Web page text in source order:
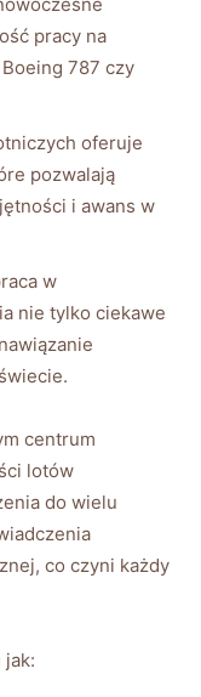
pracy na
787 czy
oferuje
pozwalają
i awans w
w
nie tylko ciekawe
centrum
lotów
do wielu
co czyni każdy